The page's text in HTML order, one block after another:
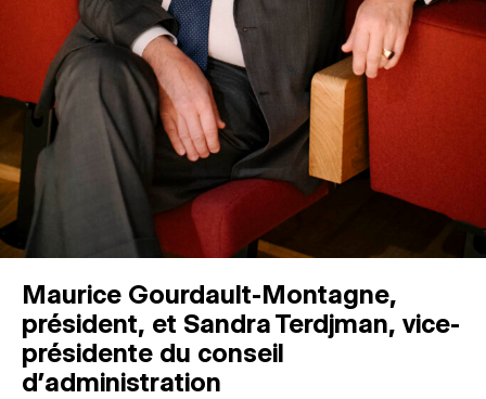
Maurice Gourdault-Montagne,
président, et Sandra Terdjman, vice-
présidente du conseil
d’administration